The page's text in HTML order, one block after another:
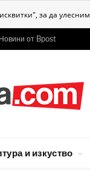
за да
Новини от Bpost
и изкуство